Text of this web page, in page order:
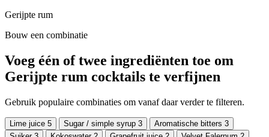
Gerijpte rum
Bouw een combinatie
Voeg één of twee ingrediënten toe om
Gerijpte rum cocktails te verfijnen
Gebruik populaire combinaties om vanaf daar verder te filteren.
Lime juice 5 Sugar / simple syrup 3 Aromatische bitters 3